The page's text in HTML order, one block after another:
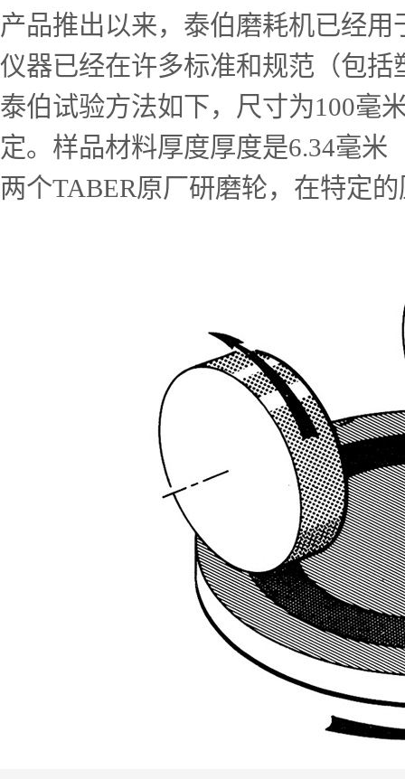
产品推出以来，泰伯磨耗机已经
仪器已经在许多标准和规范（包
泰伯试验方法如下，尺寸为100毫
定。样品材料厚度厚度是6.34毫米
两个TABER原厂研磨轮，在特定